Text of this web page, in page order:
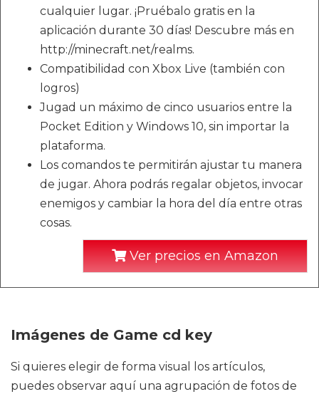
cualquier lugar. ¡Pruébalo gratis en la
aplicación durante 30 días! Descubre más en
http://minecraft.net/realms.
Compatibilidad con Xbox Live (también con
logros)
Jugad un máximo de cinco usuarios entre la
Pocket Edition y Windows 10, sin importar la
plataforma.
Los comandos te permitirán ajustar tu manera
de jugar. Ahora podrás regalar objetos, invocar
enemigos y cambiar la hora del día entre otras
cosas.
Ver precios en Amazon
Imágenes de Game cd key
Si quieres elegir de forma visual los artículos,
puedes observar aquí una agrupación de fotos de